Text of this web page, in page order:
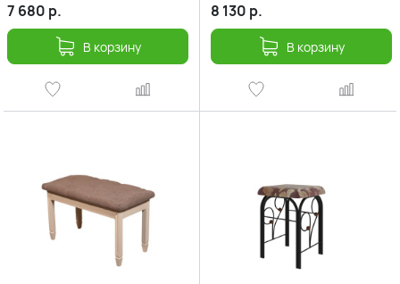
7 680 р.
В корзину
8 130 р.
В корзину